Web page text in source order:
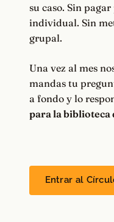
su caso. Sin
individual. Sin
grupal.
Una vez al mes
mandas tu
a fondo y lo
para la biblioteca
Entrar al